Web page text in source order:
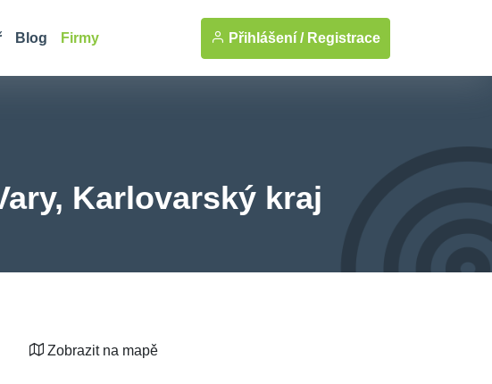
Blog Firmy Přihlášení / Registrace
Karlovarský kraj
Zobrazit na mapě